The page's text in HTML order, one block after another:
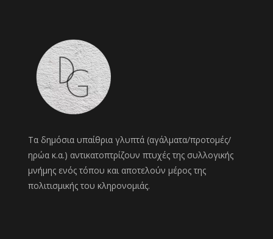
Τα δημόσια υπαίθρια γλυπτά (αγάλματα/προτομές/
ηρώα κ.α.) αντικατοπτρίζουν πτυχές της συλλογικής
μνήμης ενός τόπου και αποτελούν μέρος της
πολιτισμικής του κληρονομιάς.